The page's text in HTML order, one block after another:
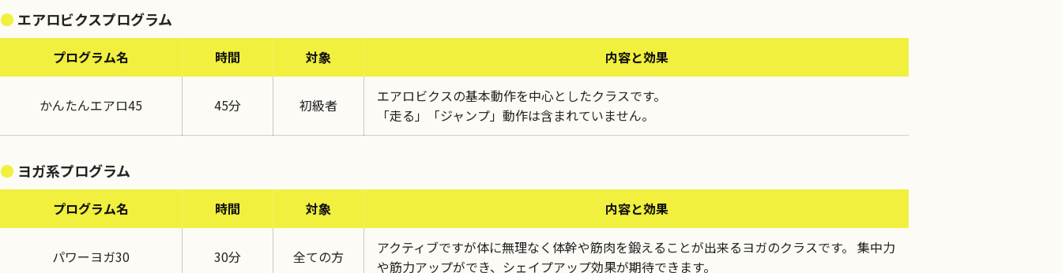
エアロビクスプログラム
プログラム名 時間 対象 内容と効果
かんたんエアロ45 45分 初級者
エアロビクスの基本動作を中心としたクラスです。
「走る」「ジャンプ」動作は含まれていません。
ヨガ系プログラム
プログラム名 時間 対象 内容と効果
パワーヨガ30 30分 全ての方
アクティブですが体に無理なく体幹や筋肉を鍛えることが出来るヨガのクラスです。 集中力